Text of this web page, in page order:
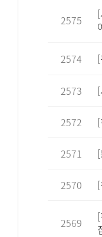
2575
2574
2573
2572
2571
2570
2569